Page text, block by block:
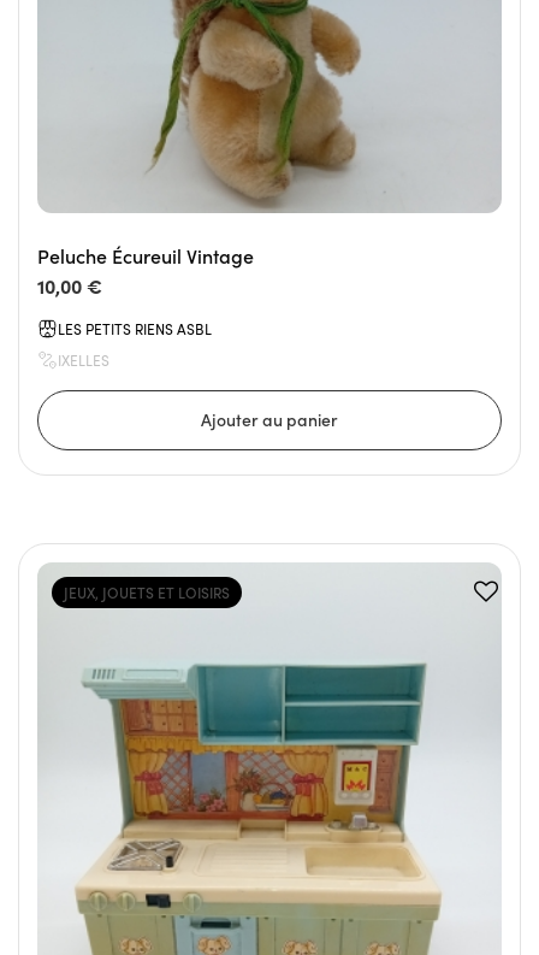
Peluche Écureuil Vintage
10,00 €
LES PETITS RIENS ASBL
IXELLES
JEUX, JOUETS ET LOISIRS